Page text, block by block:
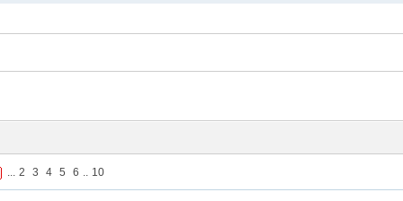
索
... 2 3 4 5 6 .. 10